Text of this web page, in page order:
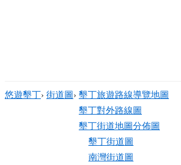
悠遊墾丁› 街道圖› 墾丁旅遊路線導覽地圖
墾丁對外路線圖
墾丁街道地圖分佈圖
墾丁街道圖
南灣街道圖